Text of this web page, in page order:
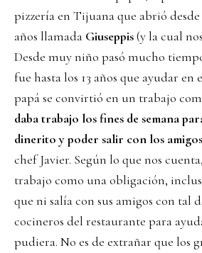
pizzería en Tijuana que abrió desde
años llamada Giuseppis(y la cual
Desde muy niño pasó mucho
fue hasta los 13 años que ayudar en
papá se convirtió en un trabajo
daba trabajo los fines de semana
dinerito y poder salir con los
chef Javier. Según lo que nos
trabajo como una obligación,
que ni salía con sus amigos con tal
cocineros del restaurante para
pudiera. No es de extrañar que los